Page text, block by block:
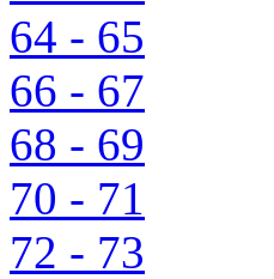
64 - 65
66 - 67
68 - 69
70 - 71
72 - 73